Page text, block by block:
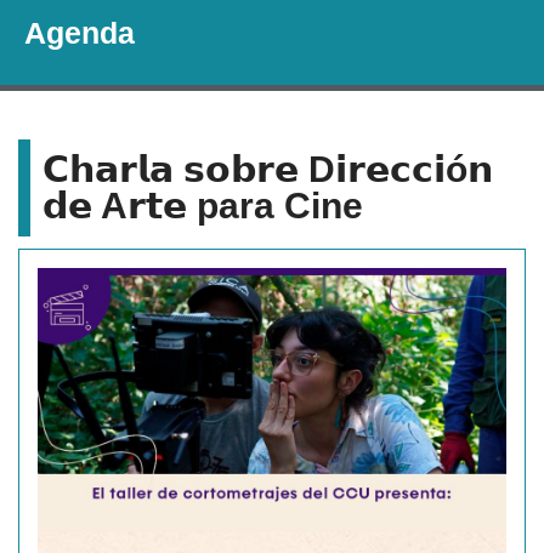
Agenda
𝗖𝗵𝗮𝗿𝗹𝗮 𝘀𝗼𝗯𝗿𝗲 D𝗶𝗿𝗲𝗰𝗰𝗶ó𝗻
𝗱𝗲 A𝗿𝘁𝗲 para Cine